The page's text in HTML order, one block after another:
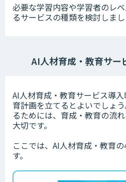
必要な学習内容や学習者のレ
るサービスの種類を検討しまし
AI人材育成・教育サー
AI人材育成・教育サービス導
育計画を立てるとよいでしょ
るためには、育成・教育の流
大切です。
ここでは、AI人材育成・教育
す。